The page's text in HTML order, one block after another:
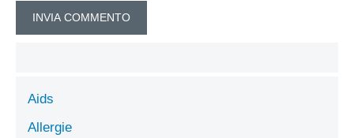
Aids
Allergie